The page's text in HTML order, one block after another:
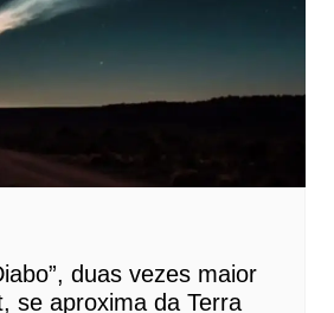
duas vezes maior
se aproxima da Terra